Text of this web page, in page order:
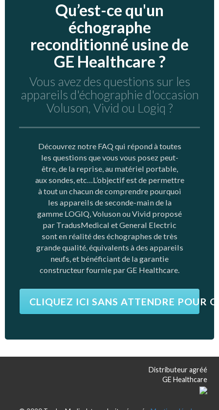
Qu’est-ce qu'un
échographe
reconditionné usine de
GE Healthcare ?
Vous avez des questions sur les
appareils d'échographie d'occasion
Voluson, Vivid ou Logiq ?
Découvrez notre FAQ qui répond à toutes
les questions que vous vous posez peut-
être, de la reprise, au matériel portable,
aux sondes, etc…L’objectif est de permettre
à tout un chacun de comprendre pourquoi
les appareils de seconde-main de la
gamme LOGIQ, Voluson ou Vivid proposé
par TradusMedical et General Electric
sont en réalité des échographes de très
grande qualité, équivalents à des appareils
neufs, et bénéficiant de la garantie
constructeur fournie par GE Healthcare.
CLIQUEZ ICI SANS ATTENDRE POUR
Distributeur agréé
GE Healthcare